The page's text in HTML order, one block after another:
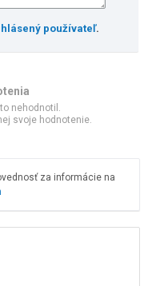
používateľ.
nehodnotil.
svoje hodnotenie.
za informácie na